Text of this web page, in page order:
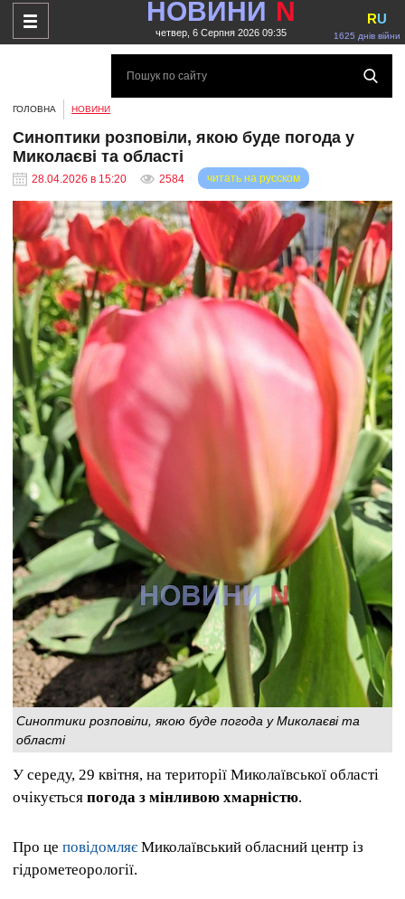
НОВИНИ N
четвер, 6 Серпня 2026 09:35 1625 днів війни
RU
ГОЛОВНА НОВИНИ
Синоптики розповіли, якою буде погода у
Миколаєві та області
28.04.2026 в 15:20 2584 читать на русском
Синоптики розповіли, якою буде погода у Миколаєві та
області
У середу, 29 квітня, на території Миколаївської області
очікується погода з мінливою хмарністю.
Про це повідомляє Миколаївський обласний центр із
гідрометеорології.